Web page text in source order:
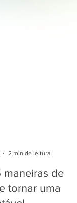
2 min de leitura